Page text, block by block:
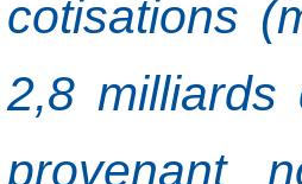
cotisations
2,8 milliards
provenant